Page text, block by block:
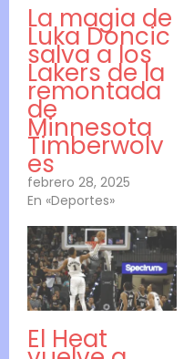
La magia de
Luka Doncic
salva a los
Lakers de la
remontada
de
Minnesota
Timberwolv
es
febrero 28, 2025
En «Deportes»
El Heat